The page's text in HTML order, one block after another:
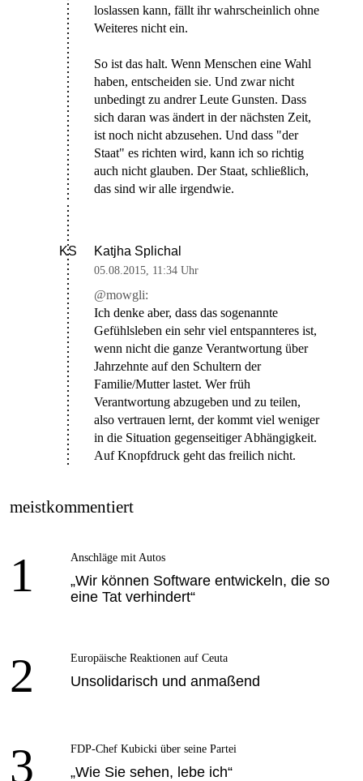
loslassen kann, fällt ihr wahrscheinlich ohne
Weiteres nicht ein.
So ist das halt. Wenn Menschen eine Wahl
haben, entscheiden sie. Und zwar nicht
unbedingt zu andrer Leute Gunsten. Dass
sich daran was ändert in der nächsten Zeit,
ist noch nicht abzusehen. Und dass "der
Staat" es richten wird, kann ich so richtig
auch nicht glauben. Der Staat, schließlich,
das sind wir alle irgendwie.
KS Katjha Splichal
05.08.2015 11:34 Uhr
@mowgli:
Ich denke aber, dass das sogenannte
Gefühlsleben ein sehr viel entspannteres ist,
wenn nicht die ganze Verantwortung über
Jahrzehnte auf den Schultern der
Familie/Mutter lastet. Wer früh
Verantwortung abzugeben und zu teilen,
also vertrauen lernt, der kommt viel weniger
in die Situation gegenseitiger Abhängigkeit.
Auf Knopfdruck geht das freilich nicht.
meistkommentiert
1 Anschläge mit Autos
„Wir können Software entwickeln, die so
eine Tat verhindert“
2 Europäische Reaktionen auf Ceuta
Unsolidarisch und anmaßend
3 FDP-Chef Kubicki über seine Partei
„Wie Sie sehen, lebe ich“